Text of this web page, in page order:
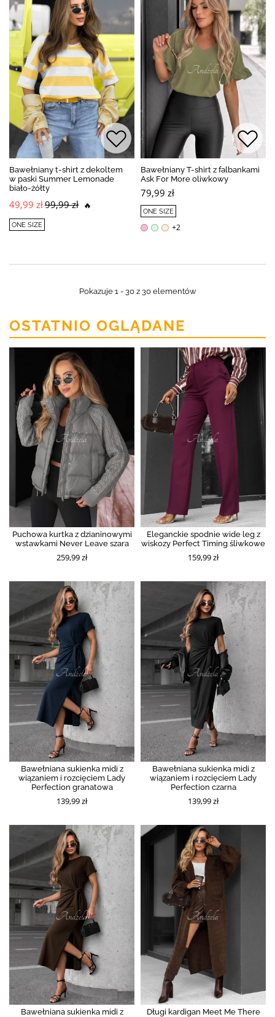
Bawełniany t-shirt z dekoltem
w paski Summer Lemonade
biało-żółty
49,99 zł99,99 zł 🔥
ONE SIZE
Bawełniany T-shirt z falbankami
Ask For More oliwkowy
79,99 zł
ONE SIZE
+2
Pokazuje 1 - 30 z 30 elementów
OSTATNIO OGLĄDANE
Puchowa kurtka z dzianinowymi
wstawkami Never Leave szara
259,99 zł
Eleganckie spodnie wide leg z
wiskozy Perfect Timing śliwkowe
159,99 zł
Bawełniana sukienka midi z
wiązaniem i rozcięciem Lady
Perfection granatowa
139,99 zł
Bawełniana sukienka midi z
wiązaniem i rozcięciem Lady
Perfection czarna
139,99 zł
Bawełniana sukienka midi z
Długi kardigan Meet Me There